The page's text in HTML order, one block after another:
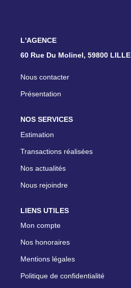
L'AGENCE
60 Rue Du Molinel, 59800 LILLE
Nous contacter
Présentation
NOS SERVICES
Estimation
Transactions réalisées
Nos actualités
Nous rejoindre
LIENS UTILES
Mon compte
Nos honoraires
Mentions légales
Politique de confidentialité